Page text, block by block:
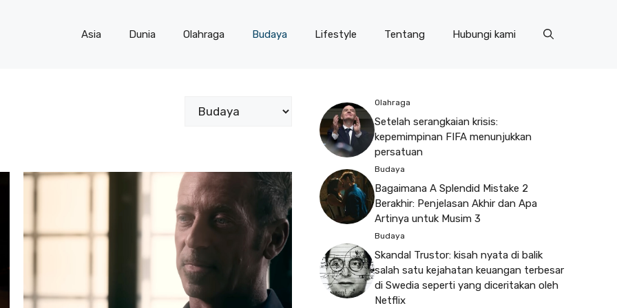
Asia Dunia Olahraga Budaya Lifestyle Tentang Hubungi kami
Kategori Olahraga
Setelah serangkaian krisis:
kepemimpinan FIFA menunjukkan
persatuan
Budaya
Bagaimana A Splendid Mistake 2
Berakhir: Penjelasan Akhir dan Apa
Artinya untuk Musim 3
Budaya
Skandal Trustor: kisah nyata di balik
salah satu kejahatan keuangan terbesar
di Swedia seperti yang diceritakan oleh
Netflix